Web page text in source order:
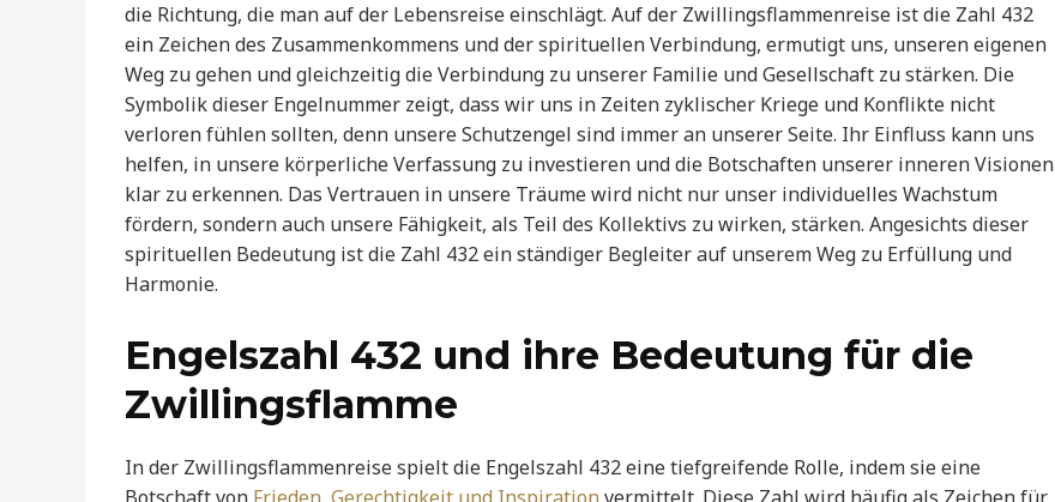
die Richtung, die man auf der Lebensreise einschlägt. Auf der Zwillingsflammenreise ist die Zahl 432
ein Zeichen des Zusammenkommens und der spirituellen Verbindung, ermutigt uns, unseren eigenen
Weg zu gehen und gleichzeitig die Verbindung zu unserer Familie und Gesellschaft zu stärken. Die
Symbolik dieser Engelnummer zeigt, dass wir uns in Zeiten zyklischer Kriege und Konflikte nicht
verloren fühlen sollten, denn unsere Schutzengel sind immer an unserer Seite. Ihr Einfluss kann uns
helfen, in unsere körperliche Verfassung zu investieren und die Botschaften unserer inneren Visionen
klar zu erkennen. Das Vertrauen in unsere Träume wird nicht nur unser individuelles Wachstum
fördern, sondern auch unsere Fähigkeit, als Teil des Kollektivs zu wirken, stärken. Angesichts dieser
spirituellen Bedeutung ist die Zahl 432 ein ständiger Begleiter auf unserem Weg zu Erfüllung und
Harmonie.
Engelszahl 432 und ihre Bedeutung für die
Zwillingsflamme
In der Zwillingsflammenreise spielt die Engelszahl 432 eine tiefgreifende Rolle, indem sie eine